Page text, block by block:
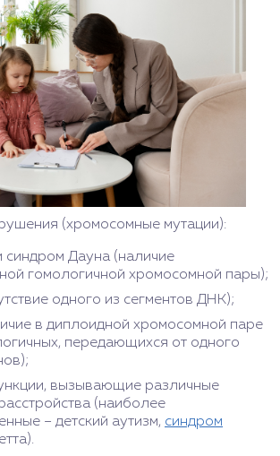
(хромосомные мутации):
синдром Дауна (наличие
гомологичной хромосомной пары);
одного из сегментов ДНК);
в диплоидной хромосомной паре
передающихся от одного
вызывающие различные
(наиболее
– детский аутизм, синдром